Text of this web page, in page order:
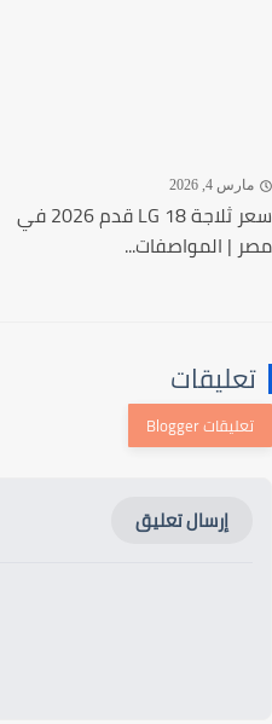
4, 2026
سعر ثلاجة LG 18 قدم 2026 في
| المواصفات...
إرسال تعليق